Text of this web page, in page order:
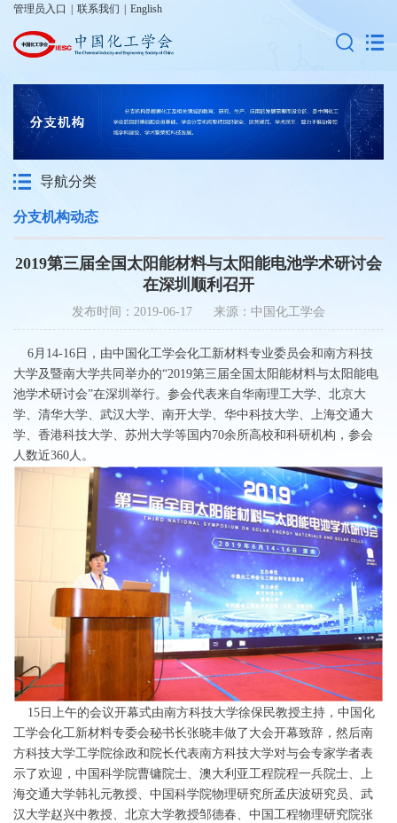
管理员入口 联系我们 English
导航分类
分支机构动态
2019第三届全国太阳能材料与太阳能电池学术研讨会
在深圳顺利召开
发布时间：2019-06-17 来源：中国化工学会
6月14-16日，由中国化工学会化工新材料专业委员会和南方科技
大学及暨南大学共同举办的“2019第三届全国太阳能材料与太阳能电
池学术研讨会”在深圳举行。参会代表来自华南理工大学、北京大
学、清华大学、武汉大学、南开大学、华中科技大学、上海交通大
学、香港科技大学、苏州大学等国内70余所高校和科研机构，参会
人数近360人。
15日上午的会议开幕式由南方科技大学徐保民教授主持，中国化
工学会化工新材料专委会秘书长张晓丰做了大会开幕致辞，然后南
方科技大学工学院徐政和院长代表南方科技大学对与会专家学者表
示了欢迎，中国科学院曹镛院士、澳大利亚工程院程一兵院士、上
海交通大学韩礼元教授、中国科学院物理研究所孟庆波研究员、武
汉大学赵兴中教授、北京大学教授邹德春、中国工程物理研究院张